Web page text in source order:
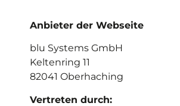
Anbieter der Webseite
blu Systems GmbH
Keltenring 11
82041 Oberhaching
Vertreten durch: